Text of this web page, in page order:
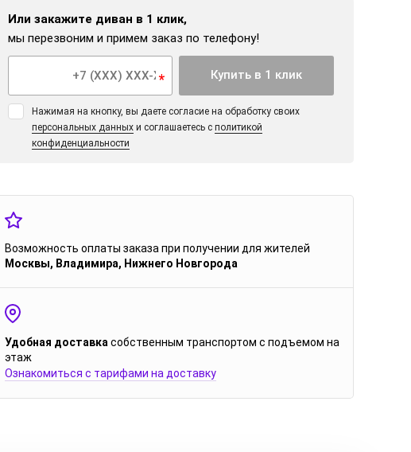
Или закажите диван в 1 клик,
мы перезвоним и примем заказ по телефону!
* Купить в 1 клик
Нажимая на кнопку, вы даете согласие на обработку своих
персональных данных и соглашаетесь с политикой
конфиденциальности
Возможность оплаты заказа при получении для жителей
Москвы, Владимира, Нижнего Новгорода
Удобная доставка собственным транспортом с подъемом на
этаж
Ознакомиться с тарифами на доставку